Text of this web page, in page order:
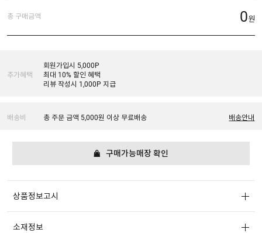
총 구매금액 0원
추가혜택
회원가입시 5,000P
최대 10% 할인 혜택
리뷰 작성시 1,000P 지급
배송비 총 주문 금액 5,000원 이상 무료배송 배송안내
구매가능매장 확인
상품정보고시
소재정보